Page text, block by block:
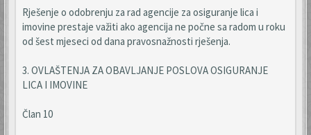
Rješenje o odobrenju za rad agencije za osiguranje lica i
imovine prestaje važiti ako agencija ne počne sa radom u roku
od šest mjeseci od dana pravosnažnosti rješenja.
3. OVLAŠTENJA ZA OBAVLJANJE POSLOVA OSIGURANJE
LICA I IMOVINE
Član 10